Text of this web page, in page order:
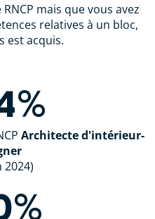
mais que vous avez
relatives à un bloc,
est acquis.
Architecte d'intérieur-
2024)